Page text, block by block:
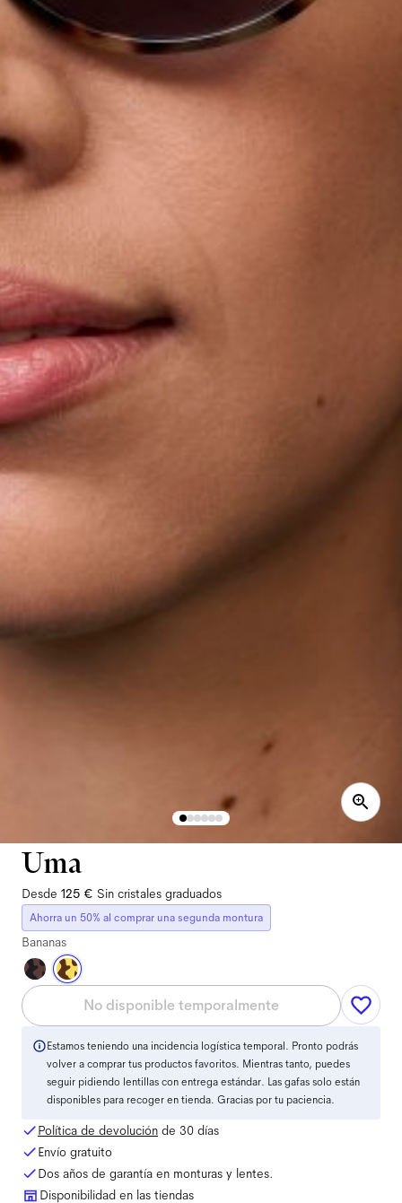
Uma
Desde 125 € Sin cristales graduados
Ahorra un 50% al comprar una segunda montura
Bananas
No disponible temporalmente
Estamos teniendo una incidencia logística temporal. Pronto podrás
volver a comprar tus productos favoritos. Mientras tanto, puedes
seguir pidiendo lentillas con entrega estándar. Las gafas solo están
disponibles para recoger en tienda. Gracias por tu paciencia.
Política de devolución de 30 días
Envío gratuito
Dos años de garantía en monturas y lentes.
Disponibilidad en las tiendas